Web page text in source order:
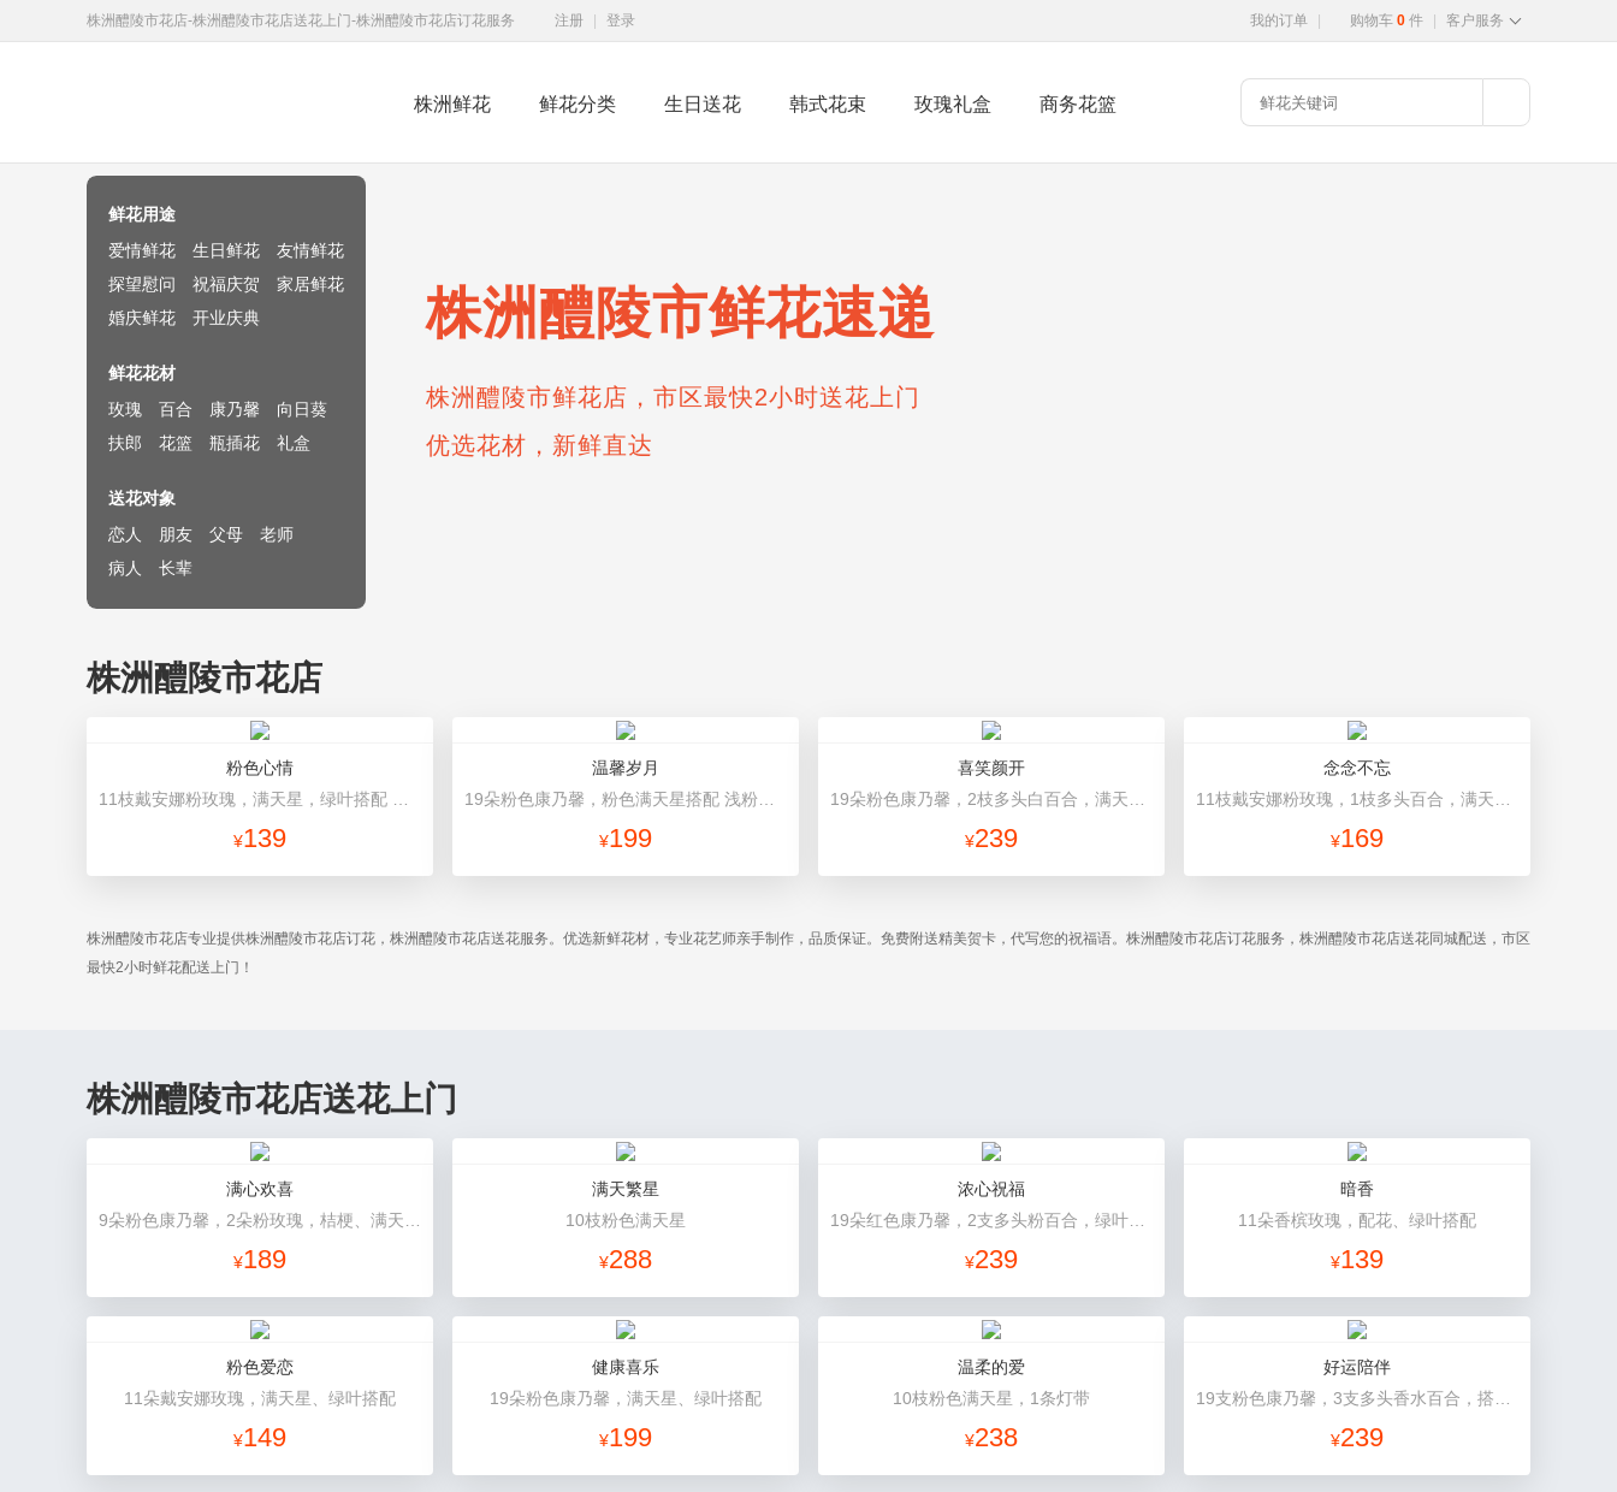
株洲醴陵市花店-株洲醴陵市花店送花上门-株洲醴陵市花店订花服务 注册 登录 我的订单 购物车 0 件 客户服务
株洲鲜花 鲜花分类 生日送花 韩式花束 玫瑰礼盒 商务花篮
株洲醴陵市鲜花速递
株洲醴陵市鲜花店，市区最快2小时送花上门
优选花材，新鲜直达
鲜花用途
爱情鲜花
生日鲜花
友情鲜花
探望慰问
祝福庆贺
家居鲜花
婚庆鲜花
开业庆典
鲜花花材
玫瑰
百合 康乃馨
向日葵
扶郎
花篮 瓶插花 礼盒
送花对象
恋人
朋友 父母
老师
病人
长辈
株洲醴陵市花店
粉色心情
¥139
温馨岁月
¥199
喜笑颜开
¥239
念念不忘
¥169
株洲醴陵市花店专业提供株洲醴陵市花店订花，株洲醴陵市花店送花服务。优选新鲜花材，专业花艺师亲手制作，品质保证。免费附送精美贺卡，代写您的祝福语。株洲醴陵市花店订花服务，株洲醴陵市花店送花同城配送，市区
最快2小时鲜花配送上门！
株洲醴陵市花店送花上门
满心欢喜
¥189
满天繁星
10枝粉色满天星
¥288
浓心祝福
¥239
暗香
11朵香槟玫瑰，配花、绿叶搭配
¥139
粉色爱恋
11朵戴安娜玫瑰，满天星、绿叶搭配
¥149
健康喜乐
19朵粉色康乃馨，满天星、绿叶搭配
¥199
温柔的爱
10枝粉色满天星，1条灯带
¥238
好运陪伴
¥239